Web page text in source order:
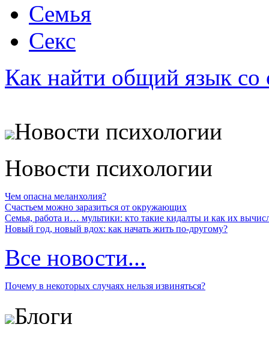
Семья
Секс
Как найти общий язык со
Новости психологии
Новости психологии
Чем опасна меланхолия?
Счастьем можно заразиться от окружающих
Семья, работа и… мультики: кто такие кидалты и как их
Новый год, новый вдох: как начать жить по-другому?
Все новости...
Почему в некоторых случаях нельзя извиняться?
Блоги